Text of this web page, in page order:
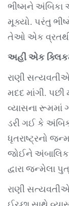
ભીષ્મને અંબિકા
મૂક્યો. પરંતુ
તેઓ એક વ્રતથી
અહીં એક
રાણી સત્યવતીએ
મદદ માંગી. પછી
વ્યાસના રૂમમાં
ડરી ગઈ કે
ધૃતરાષ્ટ્રનો
જોઈને
દ્વારા જન્મેલા
રાણી